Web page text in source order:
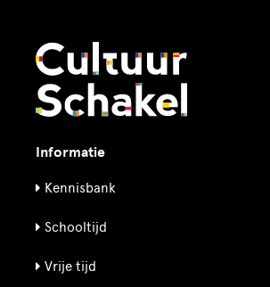
Informatie
Kennisbank
Schooltijd
Vrije tijd